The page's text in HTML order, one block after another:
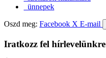
ünnepek
Oszd meg: Facebook X E-mail
Iratkozz fel hírlevelünkre